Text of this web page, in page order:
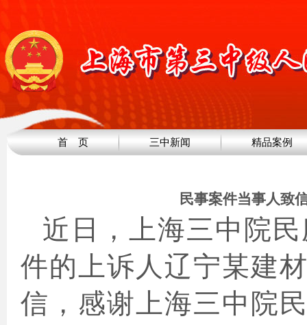
首 页 三中新闻 精品案例
民事案件当事人致
近日，上海三中院
件的上诉人辽宁某建
信，感谢上海三中院